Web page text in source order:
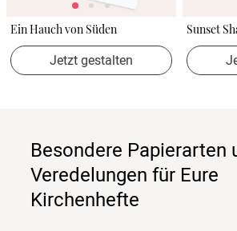
Ein Hauch von Süden
Jetzt gestalten
Sunset
Besondere Papierarten
Veredelungen für Eure
Kirchenhefte